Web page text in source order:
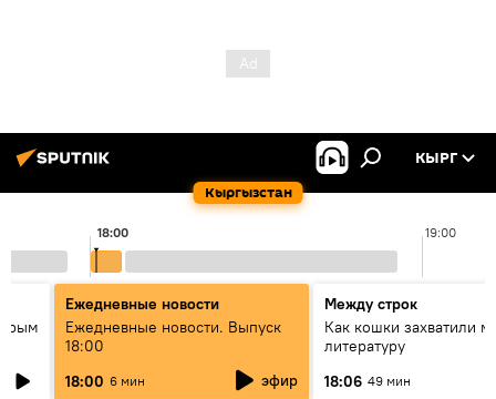
Кыргызстан
КЫРГ
19:00
18:00
Ежедневные новости
Ежедневные новости. Выпуск
18:00
18:00 6 мин эфир
Между строк
Как кошки захватили
литературу
18:06 49 мин